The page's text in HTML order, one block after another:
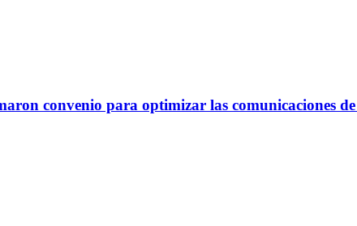
convenio para optimizar las comunicaciones de